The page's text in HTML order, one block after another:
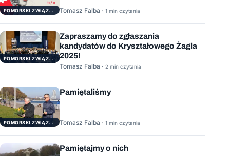
POMORSKI ZWIĄZEK ŻEGLARSKI Tomasz Falba · 1 min czytania
POMORSKI ZWIĄZEK ŻEGLARSKI
Zapraszamy do zgłaszania
kandydatów do Kryształowego Żagla
2025!
Tomasz Falba · 2 min czytania
POMORSKI ZWIĄZEK ŻEGLARSKI
Pamiętaliśmy
Tomasz Falba · 1 min czytania
Pamiętajmy o nich